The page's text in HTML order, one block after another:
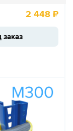
2 448 ₽
заказ